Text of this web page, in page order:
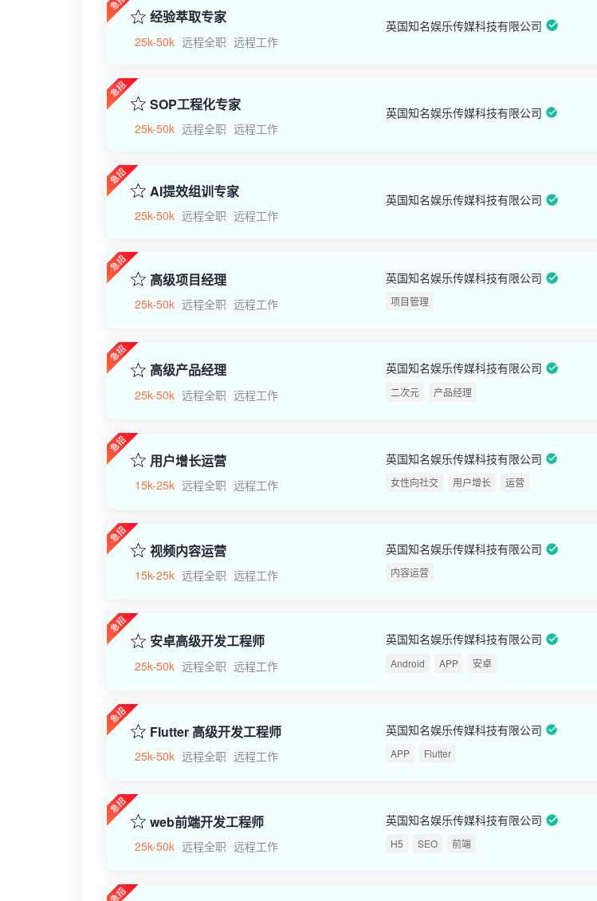
经验萃取专家
25k-50k 远程全职 远程工作
英国知名娱乐传媒科技有限公司
SOP工程化专家
25k-50k 远程全职 远程工作
英国知名娱乐传媒科技有限公司
AI提效组训专家
25k-50k 远程全职 远程工作
英国知名娱乐传媒科技有限公司
高级项目经理
25k-50k 远程全职 远程工作
英国知名娱乐传媒科技有限公司
项目管理
高级产品经理
25k-50k 远程全职 远程工作
英国知名娱乐传媒科技有限公司
二次元 产品经理
用户增长运营
15k-25k 远程全职 远程工作
英国知名娱乐传媒科技有限公司
女性向社交 用户增长 运营
视频内容运营
15k-25k 远程全职 远程工作
英国知名娱乐传媒科技有限公司
内容运营
安卓高级开发工程师
25k-50k 远程全职 远程工作
英国知名娱乐传媒科技有限公司
Android APP 安卓
Flutter 高级开发工程师
25k-50k 远程全职 远程工作
英国知名娱乐传媒科技有限公司
APP Flutter
web前端开发工程师
25k-50k 远程全职 远程工作
英国知名娱乐传媒科技有限公司
H5 SEO 前端